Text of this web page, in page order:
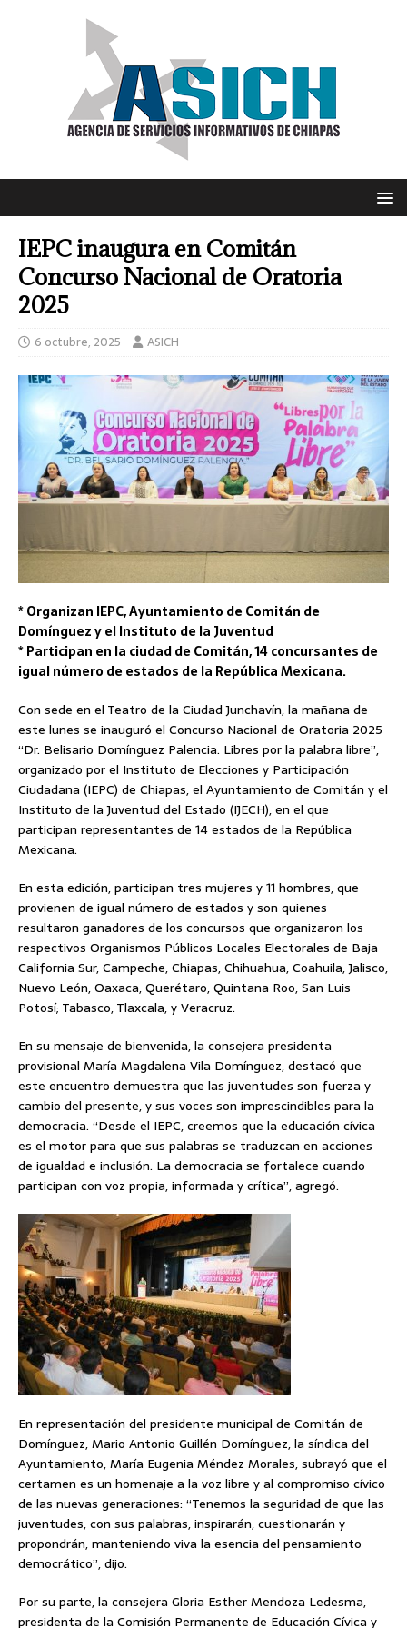
IEPC inaugura en Comitán
Concurso Nacional de Oratoria
2025
6 octubre, 2025 ASICH
* Organizan IEPC, Ayuntamiento de Comitán de
Domínguez y el Instituto de la Juventud
* Participan en la ciudad de Comitán, 14 concursantes de
igual número de estados de la República Mexicana.
Con sede en el Teatro de la Ciudad Junchavín, la mañana de
este lunes se inauguró el Concurso Nacional de Oratoria 2025
“Dr. Belisario Domínguez Palencia. Libres por la palabra libre”,
organizado por el Instituto de Elecciones y Participación
Ciudadana (IEPC) de Chiapas, el Ayuntamiento de Comitán y el
Instituto de la Juventud del Estado (IJECH), en el que
participan representantes de 14 estados de la República
Mexicana.
En esta edición, participan tres mujeres y 11 hombres, que
provienen de igual número de estados y son quienes
resultaron ganadores de los concursos que organizaron los
respectivos Organismos Públicos Locales Electorales de Baja
California Sur, Campeche, Chiapas, Chihuahua, Coahuila, Jalisco,
Nuevo León, Oaxaca, Querétaro, Quintana Roo, San Luis
Potosí; Tabasco, Tlaxcala, y Veracruz.
En su mensaje de bienvenida, la consejera presidenta
provisional María Magdalena Vila Domínguez, destacó que
este encuentro demuestra que las juventudes son fuerza y
cambio del presente, y sus voces son imprescindibles para la
democracia. “Desde el IEPC, creemos que la educación cívica
es el motor para que sus palabras se traduzcan en acciones
de igualdad e inclusión. La democracia se fortalece cuando
participan con voz propia, informada y crítica”, agregó.
En representación del presidente municipal de Comitán de
Domínguez, Mario Antonio Guillén Domínguez, la síndica del
Ayuntamiento, María Eugenia Méndez Morales, subrayó que el
certamen es un homenaje a la voz libre y al compromiso cívico
de las nuevas generaciones: “Tenemos la seguridad de que las
juventudes, con sus palabras, inspirarán, cuestionarán y
propondrán, manteniendo viva la esencia del pensamiento
democrático”, dijo.
Por su parte, la consejera Gloria Esther Mendoza Ledesma,
presidenta de la Comisión Permanente de Educación Cívica y